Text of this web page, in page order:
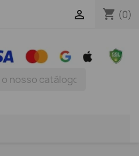
shopping_cart (0)
